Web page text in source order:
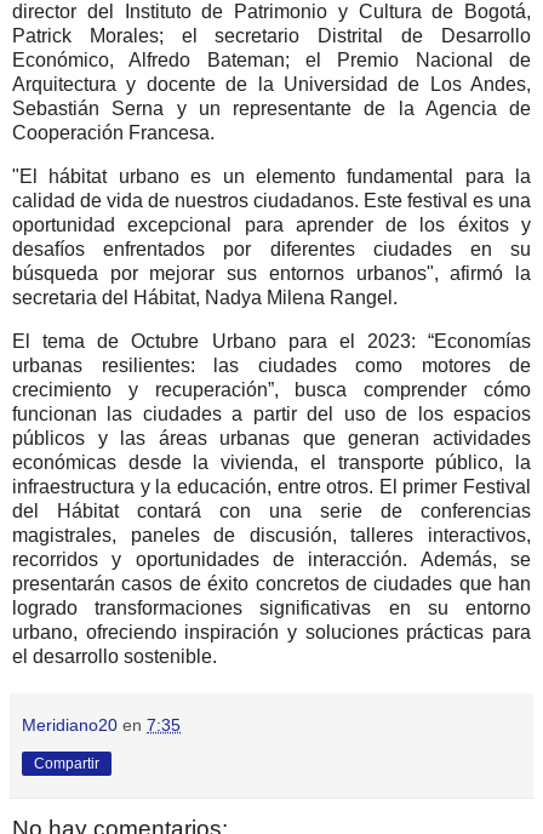
director del Instituto de Patrimonio y Cultura de Bogotá,
Patrick Morales; el secretario Distrital de Desarrollo
Económico, Alfredo Bateman; el Premio Nacional de
Arquitectura y docente de la Universidad de Los Andes,
Sebastián Serna y un representante de la Agencia de
Cooperación Francesa.
"El hábitat urbano es un elemento fundamental para la
calidad de vida de nuestros ciudadanos. Este festival es una
oportunidad excepcional para aprender de los éxitos y
desafíos enfrentados por diferentes ciudades en su
búsqueda por mejorar sus entornos urbanos", afirmó la
secretaria del Hábitat, Nadya Milena Rangel.
El tema de Octubre Urbano para el 2023: “Economías
urbanas resilientes: las ciudades como motores de
crecimiento y recuperación”, busca comprender cómo
funcionan las ciudades a partir del uso de los espacios
públicos y las áreas urbanas que generan actividades
económicas desde la vivienda, el transporte público, la
infraestructura y la educación, entre otros. El primer Festival
del Hábitat contará con una serie de conferencias
magistrales, paneles de discusión, talleres interactivos,
recorridos y oportunidades de interacción. Además, se
presentarán casos de éxito concretos de ciudades que han
logrado transformaciones significativas en su entorno
urbano, ofreciendo inspiración y soluciones prácticas para
el desarrollo sostenible.
Meridiano20 en 7:35
Compartir
No hay comentarios: